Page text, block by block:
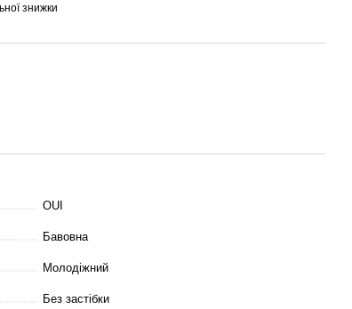
знижки
OUI
Бавовна
Молодіжний
Без застібки